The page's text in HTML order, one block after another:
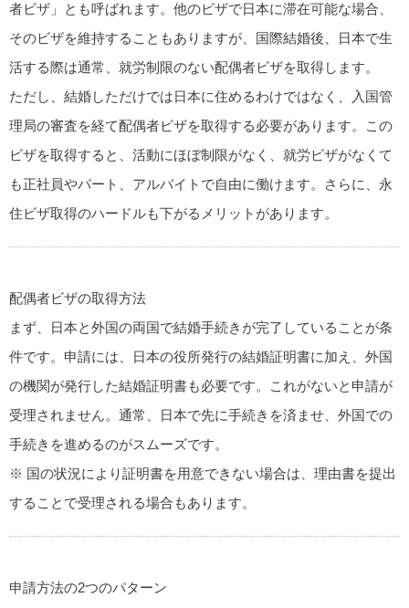
者ビザ」とも呼ばれます。他のビザで日本に滞在可能な場合、
そのビザを維持することもありますが、国際結婚後、日本で生
活する際は通常、就労制限のない配偶者ビザを取得します。
ただし、結婚しただけでは日本に住めるわけではなく、入国管
理局の審査を経て配偶者ビザを取得する必要があります。この
ビザを取得すると、活動にほぼ制限がなく、就労ビザがなくて
も正社員やパート、アルバイトで自由に働けます。さらに、永
住ビザ取得のハードルも下がるメリットがあります。
配偶者ビザの取得方法
まず、日本と外国の両国で結婚手続きが完了していることが条
件です。申請には、日本の役所発行の結婚証明書に加え、外国
の機関が発行した結婚証明書も必要です。これがないと申請が
受理されません。通常、日本で先に手続きを済ませ、外国での
手続きを進めるのがスムーズです。
※ 国の状況により証明書を用意できない場合は、理由書を提出
することで受理される場合もあります。
申請方法の2つのパターン